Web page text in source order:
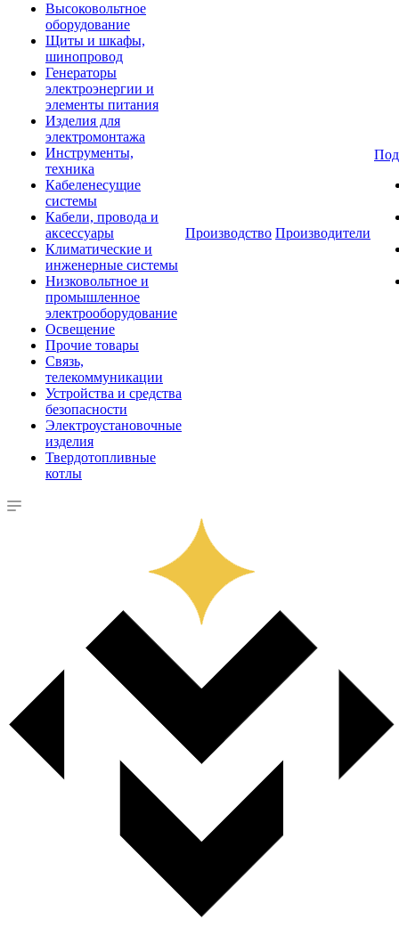
Высоковольтное
оборудование
Щиты и шкафы,
шинопровод
Генераторы
электроэнергии и
элементы питания
Изделия для
электромонтажа
Инструменты,
техника
Кабеленесущие
системы
Кабели, провода и
аксессуары
Климатические и
инженерные системы
Низковольтное и
промышленное
электрооборудование
Освещение
Прочие товары
Связь,
телекоммуникации
Устройства и средства
безопасности
Электроустановочные
изделия
Твердотопливные
котлы
Производство Производители